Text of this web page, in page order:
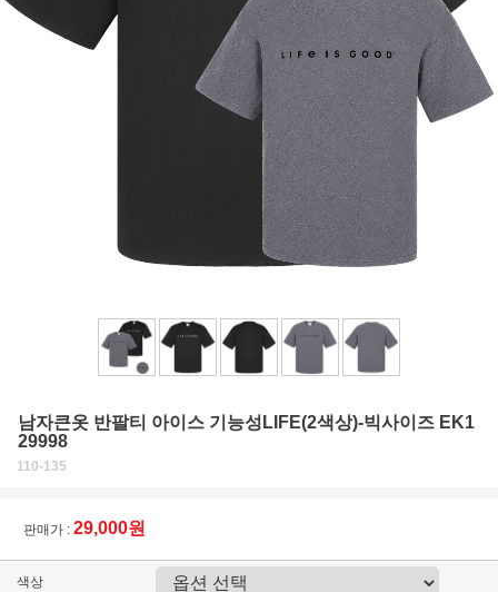
남자큰옷 반팔티 아이스 기능성LIFE(2색상)-빅사이즈 EK1
29998
110-135
판매가 : 29,000원
색상